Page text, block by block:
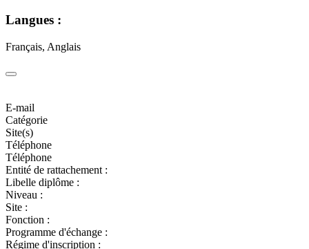
Langues :
Français, Anglais
E-mail
Catégorie
Site(s)
Téléphone
Téléphone
Entité de rattachement :
Libelle diplôme :
Niveau :
Site :
Fonction :
Programme d'échange :
Régime d'inscription :